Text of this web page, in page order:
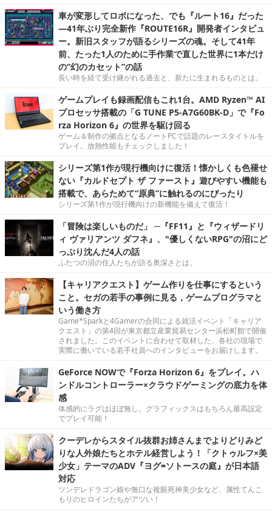
車が変形してロボになった、でも『ルート16』だった
―41年ぶり完全新作『ROUTE16R』開発者インタビュ
ー。新旧スタッフが語るシリーズの魂。そして41年
前、たった1人のために手作業で直した世界に1本だけ
の“幻のカセット”の話
長い時を経て受け継がれる過去と、新たに生まれるものとは。
ゲームプレイも録画配信もこれ1台。AMD Ryzen™ AI
プロセッサ搭載の「G TUNE P5-A7G60BK-D」で『Fo
rza Horizon 6』の世界を駆け回る
ゲーム＆制作の拠点となるノートPCで話題のレースタイトルを
プレイ。放熱性能もチェックしました！
シリーズ第1作が現行機向けに復活！懐かしくも色褪せ
ない『カルドセプト ザ ファースト』遊びやすい機能も
搭載で、あらためて“原典”に触れるのにぴったり
シリーズ第1作が現行機向けの新機能を備えて復活！
「冒険は楽しいものだ」 ─『FF11』と『ウィザードリ
ィ ヴァリアンツ ダフネ』、"優しくないRPG"の沼にど
っぷり沈んだ4人の話
ふたつの沼の住人たちが語る奥深さとは。
【キャリアクエスト】ゲーム作りを仕事にするという
こと。セガの若手の事例に見る，ゲームプログラマと
いう働き方
Game*Sparkと4Gamerの合同による就活イベント「キャリア
クエスト」の第4回が東京都立産業貿易センター浜松町館で開催
されました。このイベントに合わせて取材した、各社の現場で
実際に働いている若手社員へのインタビューをお届けします。
GeForce NOWで『Forza Horizon 6』をプレイ。ハ
ンドルコントローラー×クラウドゲーミングの底力を体
感
体感的にラグはほぼ無し。グラフィックスはもちろん最高設定
でプレイ可能！
クーデレからスタイル抜群お姉さんまでよりどりみど
りな人外娘たちとホテル経営しよう！「クトゥルフ×美
少女」テーマのADV『ヨグ=ソトースの庭』が日本語
対応
ツンデレドラゴン娘や無口な複眼死神美少女など、属性てんこ
もりのヒロインたちがアツい！